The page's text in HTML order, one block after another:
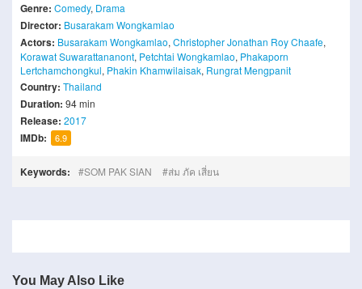
Genre: Comedy, Drama
Director: Busarakam Wongkamlao
Actors: Busarakam Wongkamlao, Christopher Jonathan Roy Chaafe,
Korawat Suwarattananont, Petchtai Wongkamlao, Phakaporn
Lertchamchongkul, Phakin Khamwilaisak, Rungrat Mengpanit
Country: Thailand
Duration: 94 min
Release: 2017
IMDb: 6.9
Keywords: SOM PAK SIAN ส่ม ภัค เสี่ยน
You May Also Like